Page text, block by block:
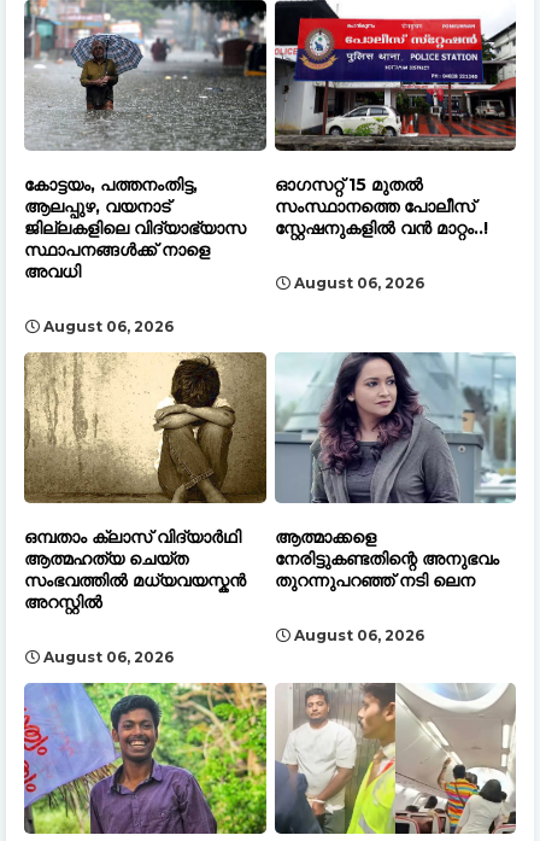
കോട്ടയം, പത്തനംതിട്ട,
ആലപ്പുഴ, വയനാട്
ജില്ലകളിലെ വിദ്യാഭ്യാസ
സ്ഥാപനങ്ങൾക്ക് നാളെ
അവധി
August 06, 2026
ഓഗസറ്റ് 15 മുതല്‍
സംസ്ഥാനത്തെ പോലീസ്
സ്റ്റേഷനുകളിൽ വൻ മാറ്റം..!
August 06, 2026
ഒമ്പതാം ക്ലാസ് വിദ്യാർഥി
ആത്മഹത്യ ചെയ്ത
സംഭവത്തിൽ മധ്യവയസ്കൻ
അറസ്റ്റിൽ
August 06, 2026
ആത്മാക്കളെ
നേരിട്ടുകണ്ടതിന്റെ അനുഭവം
തുറന്നുപറഞ്ഞ് നടി ലെന
August 06, 2026